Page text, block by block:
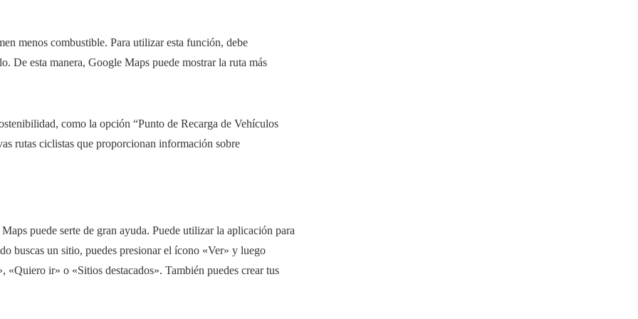
menos combustible. Para utilizar esta función, debe
De esta manera, Google Maps puede mostrar la ruta más
como la opción “Punto de Recarga de Vehículos
rutas ciclistas que proporcionan información sobre
puede serte de gran ayuda. Puede utilizar la aplicación para
buscas un sitio, puedes presionar el ícono «Ver» y luego
ir» o «Sitios destacados». También puedes crear tus